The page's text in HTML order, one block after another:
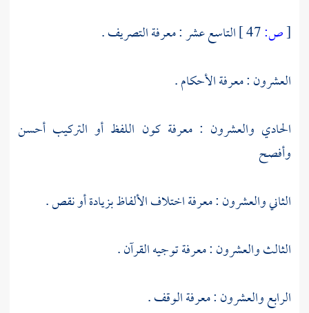
[ص:
التاسع عشر : معرفة التصريف .
العشرون : معرفة الأحكام .
الحادي والعشرون : معرفة كون اللفظ أو التركيب أحسن
وأفصح
الثاني والعشرون : معرفة اختلاف الألفاظ بزيادة أو نقص .
الثالث والعشرون : معرفة توجيه القرآن .
الرابع والعشرون : معرفة الوقف .